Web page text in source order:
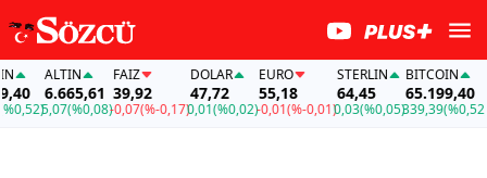
ALTIN
6.665,61
5,07(%0,08)
FAİZ
39,92
-0,07(%-0,17)
DOLAR
47,72
0,01(%0,02)
EURO
55,18
-0,01(%-0,01)
STERLIN
64,45
0,03(%0,05)
BITCOIN
65.199,40
339,39(%0,52)